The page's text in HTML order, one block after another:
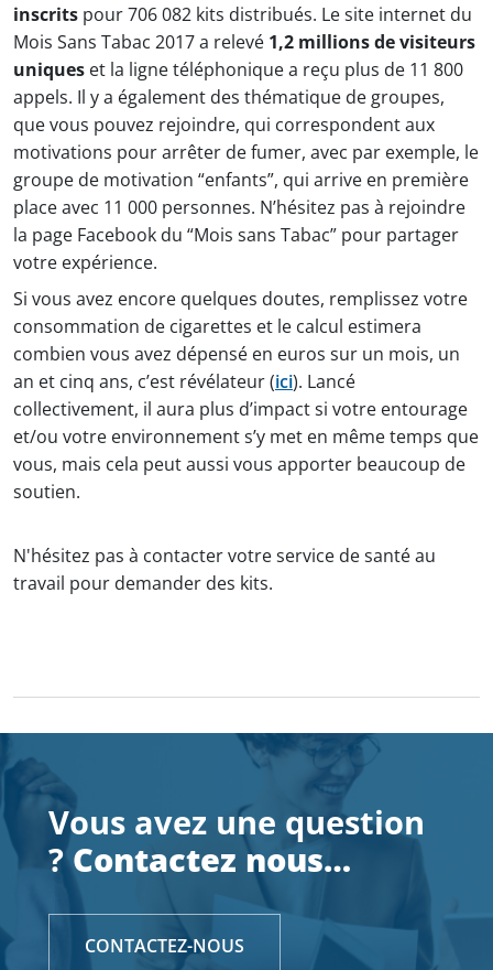
inscrits pour 706 082 kits distribués. Le site internet du
Mois Sans Tabac 2017 a relevé 1,2 millions de visiteurs
uniques et la ligne téléphonique a reçu plus de 11 800
appels. Il y a également des thématique de groupes,
que vous pouvez rejoindre, qui correspondent aux
motivations pour arrêter de fumer, avec par exemple, le
groupe de motivation “enfants”, qui arrive en première
place avec 11 000 personnes. N’hésitez pas à rejoindre
la page Facebook du “Mois sans Tabac” pour partager
votre expérience.
Si vous avez encore quelques doutes, remplissez votre
consommation de cigarettes et le calcul estimera
combien vous avez dépensé en euros sur un mois, un
an et cinq ans, c’est révélateur (ici). Lancé
collectivement, il aura plus d’impact si votre entourage
et/ou votre environnement s’y met en même temps que
vous, mais cela peut aussi vous apporter beaucoup de
soutien.
N'hésitez pas à contacter votre service de santé au
travail pour demander des kits.
Vous avez une question
?Contactez nous…
CONTACTEZ-NOUS